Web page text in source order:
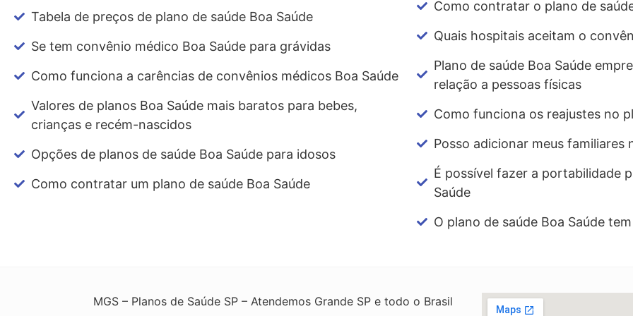
Tabela de preços de plano de saúde Boa Saúde
Se tem convênio médico Boa Saúde para grávidas
Como funciona a carências de convênios médicos Boa Saúde
Valores de planos Boa Saúde mais baratos para bebes,
crianças e recém-nascidos
Opções de planos de saúde Boa Saúde para idosos
Como contratar um plano de saúde Boa Saúde
Como contratar o plano de
Quais hospitais aceitam o
Plano de saúde Boa Saúde
relação a pessoas físicas
Como funciona os reajustes no
Posso adicionar meus familiares
É possível fazer a portabilidade
Saúde
O plano de saúde Boa Saúde
MGS – Planos de Saúde SP – Atendemos Grande SP e todo o Brasil